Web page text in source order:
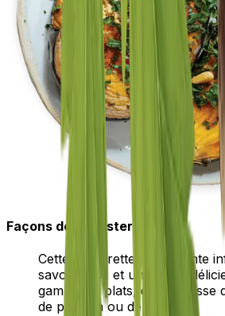
Façons de déguster
Cette vinaigrette polyvalente
savoureuse et un arôme
gamme de plats, qu'il s'agisse
de poisson ou de légumes.